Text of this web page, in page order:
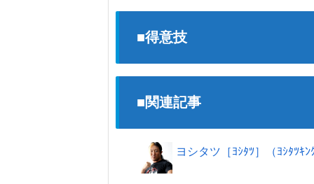
■得意技
■関連記事
ヨシタツ［ﾖｼﾀﾂ］（ﾖｼﾀﾂｷﾝｸ